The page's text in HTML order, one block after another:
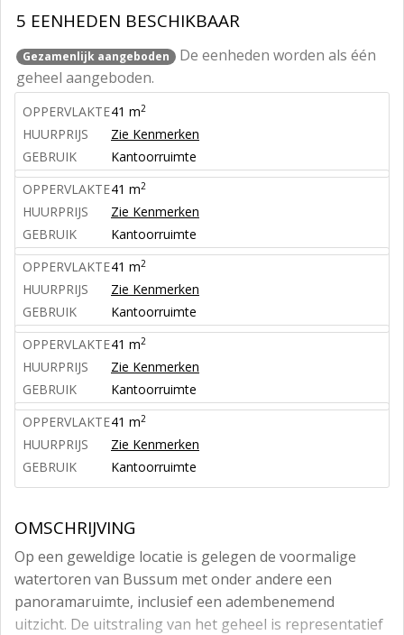
5 EENHEDEN BESCHIKBAAR
Gezamenlijk aangeboden
De eenheden worden als één
geheel aangeboden.
OPPERVLAKTE41 m2
HUURPRIJS
Zie Kenmerken
GEBRUIK
Kantoorruimte
OPPERVLAKTE41 m2
HUURPRIJS
Zie Kenmerken
GEBRUIK
Kantoorruimte
OPPERVLAKTE41 m2
HUURPRIJS
Zie Kenmerken
GEBRUIK
Kantoorruimte
OPPERVLAKTE41 m2
HUURPRIJS
Zie Kenmerken
GEBRUIK
Kantoorruimte
OPPERVLAKTE41 m2
HUURPRIJS
Zie Kenmerken
GEBRUIK
Kantoorruimte
OMSCHRIJVING
Op een geweldige locatie is gelegen de voormalige
watertoren van Bussum met onder andere een
panoramaruimte, inclusief een adembenemend
uitzicht. De uitstraling van het geheel is representatief